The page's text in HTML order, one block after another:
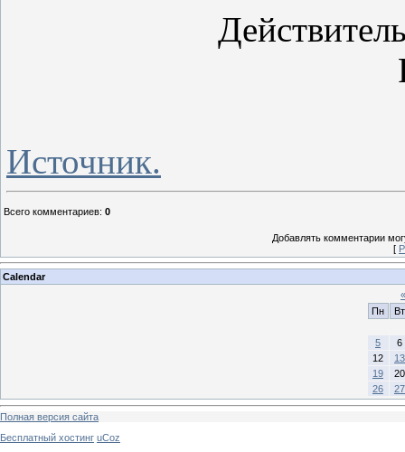
Источник.
Всего комментариев: 0
Добавлять комментарии
[
Calendar
«
Пн
Вт
5
6
12
13
19
20
26
27
Полная версия сайта
Бесплатный хостинг uCoz